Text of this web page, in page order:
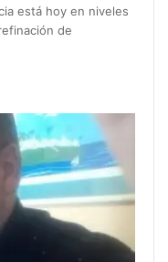
está hoy en niveles
de